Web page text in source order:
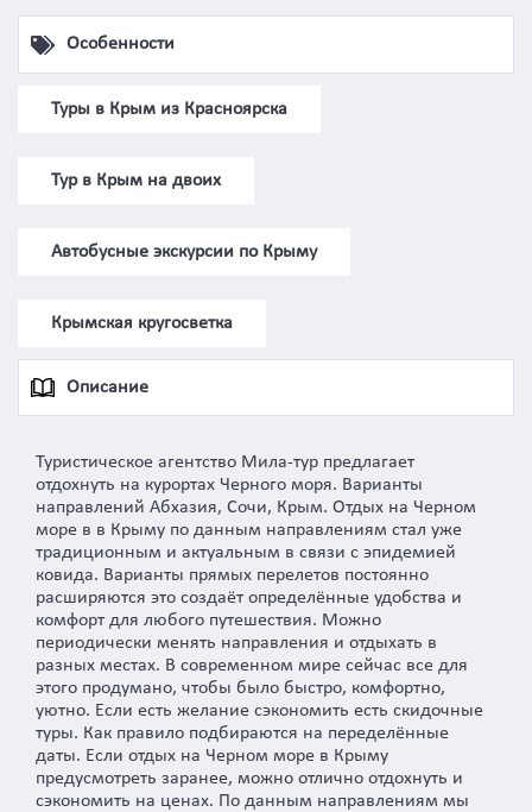
Особенности
Туры в Крым из Красноярска
Тур в Крым на двоих
Автобусные экскурсии по Крыму
Крымская кругосветка
Описание
Туристическое агентство Мила-тур предлагает
отдохнуть на курортах Черного моря. Варианты
направлений Абхазия, Сочи, Крым. Отдых на Черном
море в в Крыму по данным направлениям стал уже
традиционным и актуальным в связи с эпидемией
ковида. Варианты прямых перелетов постоянно
расширяются это создаёт определённые удобства и
комфорт для любого путешествия. Можно
периодически менять направления и отдыхать в
разных местах. В современном мире сейчас все для
этого продумано, чтобы было быстро, комфортно,
уютно. Если есть желание сэкономить есть скидочные
туры. Как правило подбираются на переделённые
даты. Если отдых на Черном море в Крыму
предусмотреть заранее, можно отлично отдохнуть и
сэкономить на ценах. По данным направлениям мы